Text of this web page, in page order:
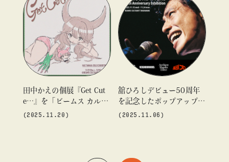
blog blog blog
田中かえの個展『Get Cut
e…』を「ビームス カルチ
ャート 高輪」にて開催
(2025.11.20)
舘ひろしデビュー50周年
を記念したポップアップシ
ョップを「ビームス カル
(2025.11.06)